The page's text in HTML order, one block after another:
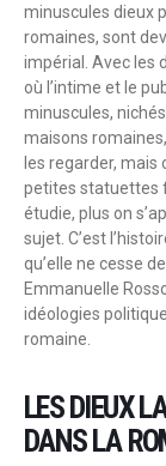
minuscules dieux
romaines, sont
impérial. Avec les
où l’intime et le
minuscules,
maisons
les regarder, mais
petites statuettes
étudie, plus on
sujet. C’est
qu’elle ne cesse
Emmanuelle
idéologies
romaine.
LES DIEUX
DANS LA